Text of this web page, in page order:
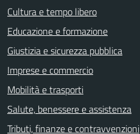
Cultura e tempo libero
Educazione e formazione
Giustizia e sicurezza pubblica
Imprese e commercio
Mobilità e trasporti
Salute, benessere e assistenza
Tributi, finanze e contravvenzioni